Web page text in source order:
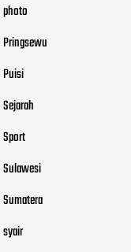
photo
Pringsewu
Puisi
Sejarah
Sport
Sulawesi
Sumatera
syair